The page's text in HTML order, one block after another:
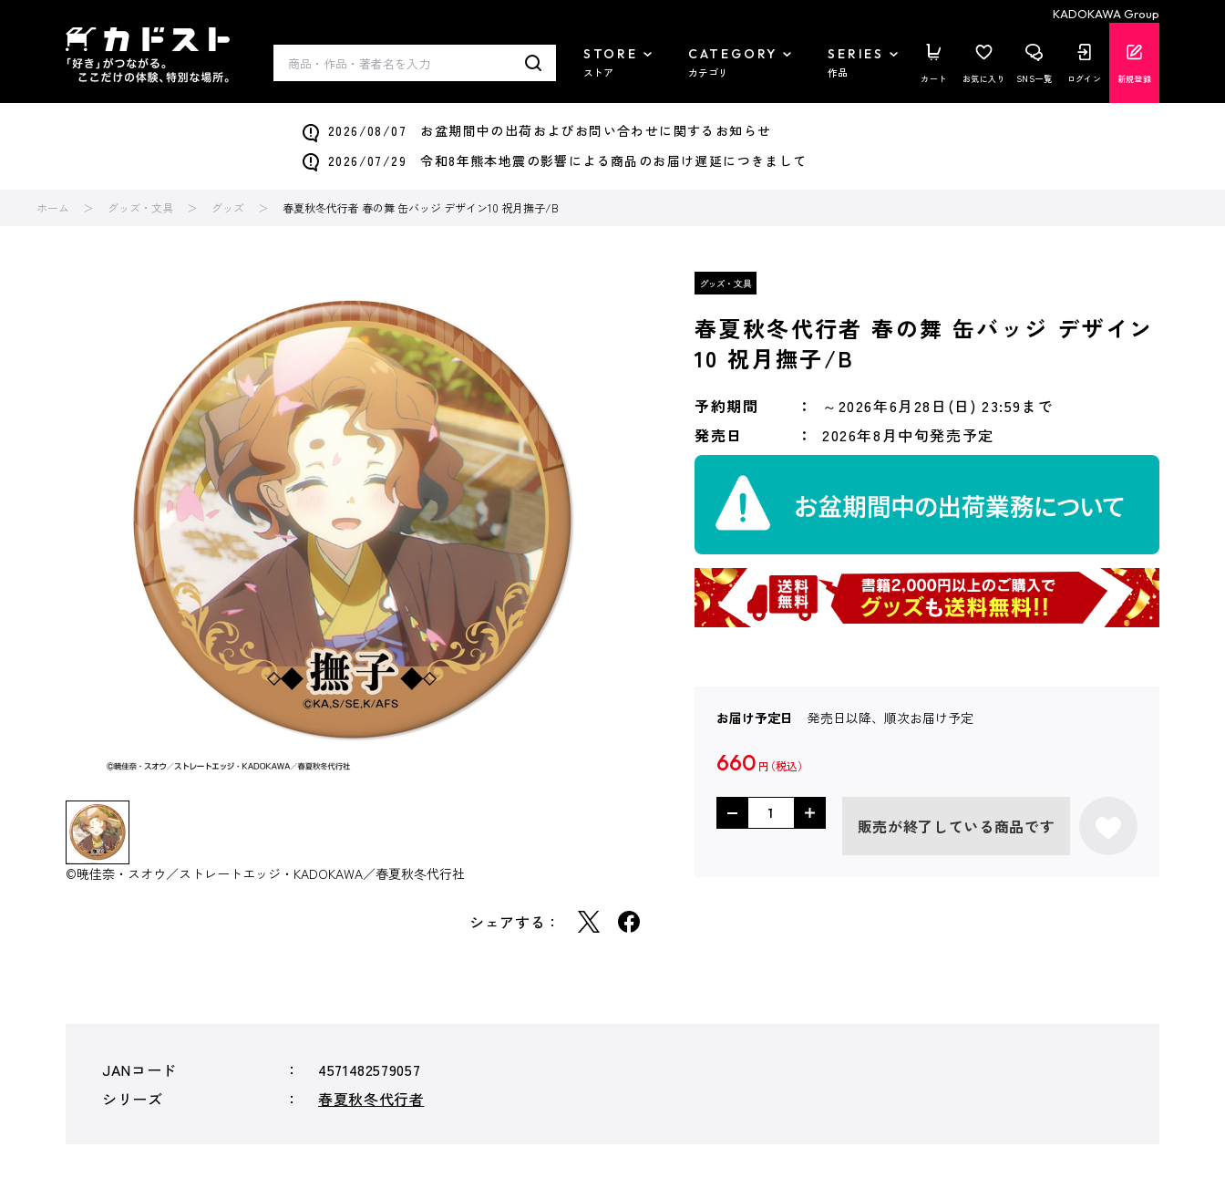
KADOKAWA Group
STORE
ストア
CATEGORY
カテゴリ
SERIES
作品 カート お気に入り SNS一覧 ログイン 新規登録
2026/08/07 お盆期間中の出荷およびお問い合わせに関するお知らせ
2026/07/29 令和8年熊本地震の影響による商品のお届け遅延につきまして
ホーム グッズ・文具 グッズ 春夏秋冬代行者 春の舞 缶バッジ デザイン10 祝月撫子/B
©暁佳奈・スオウ／ストレートエッジ・KADOKAWA／春夏秋冬代行社
シェアする：
春夏秋冬代行者 春の舞 缶バッジ デザイン
10 祝月撫子/B
予約期間
～2026年6月28日(日) 23:59まで
発売日
2026年8月中旬発売予定
お届け予定日 発売日以降、順次お届け予定
660 円
販売が終了している商品です
JANコード
4571482579057
シリーズ
春夏秋冬代行者